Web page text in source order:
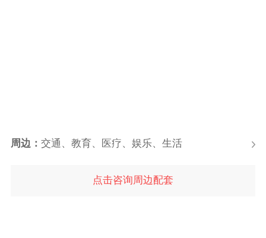
周边： 交通、教育、医疗、娱乐、生活
点击咨询周边配套